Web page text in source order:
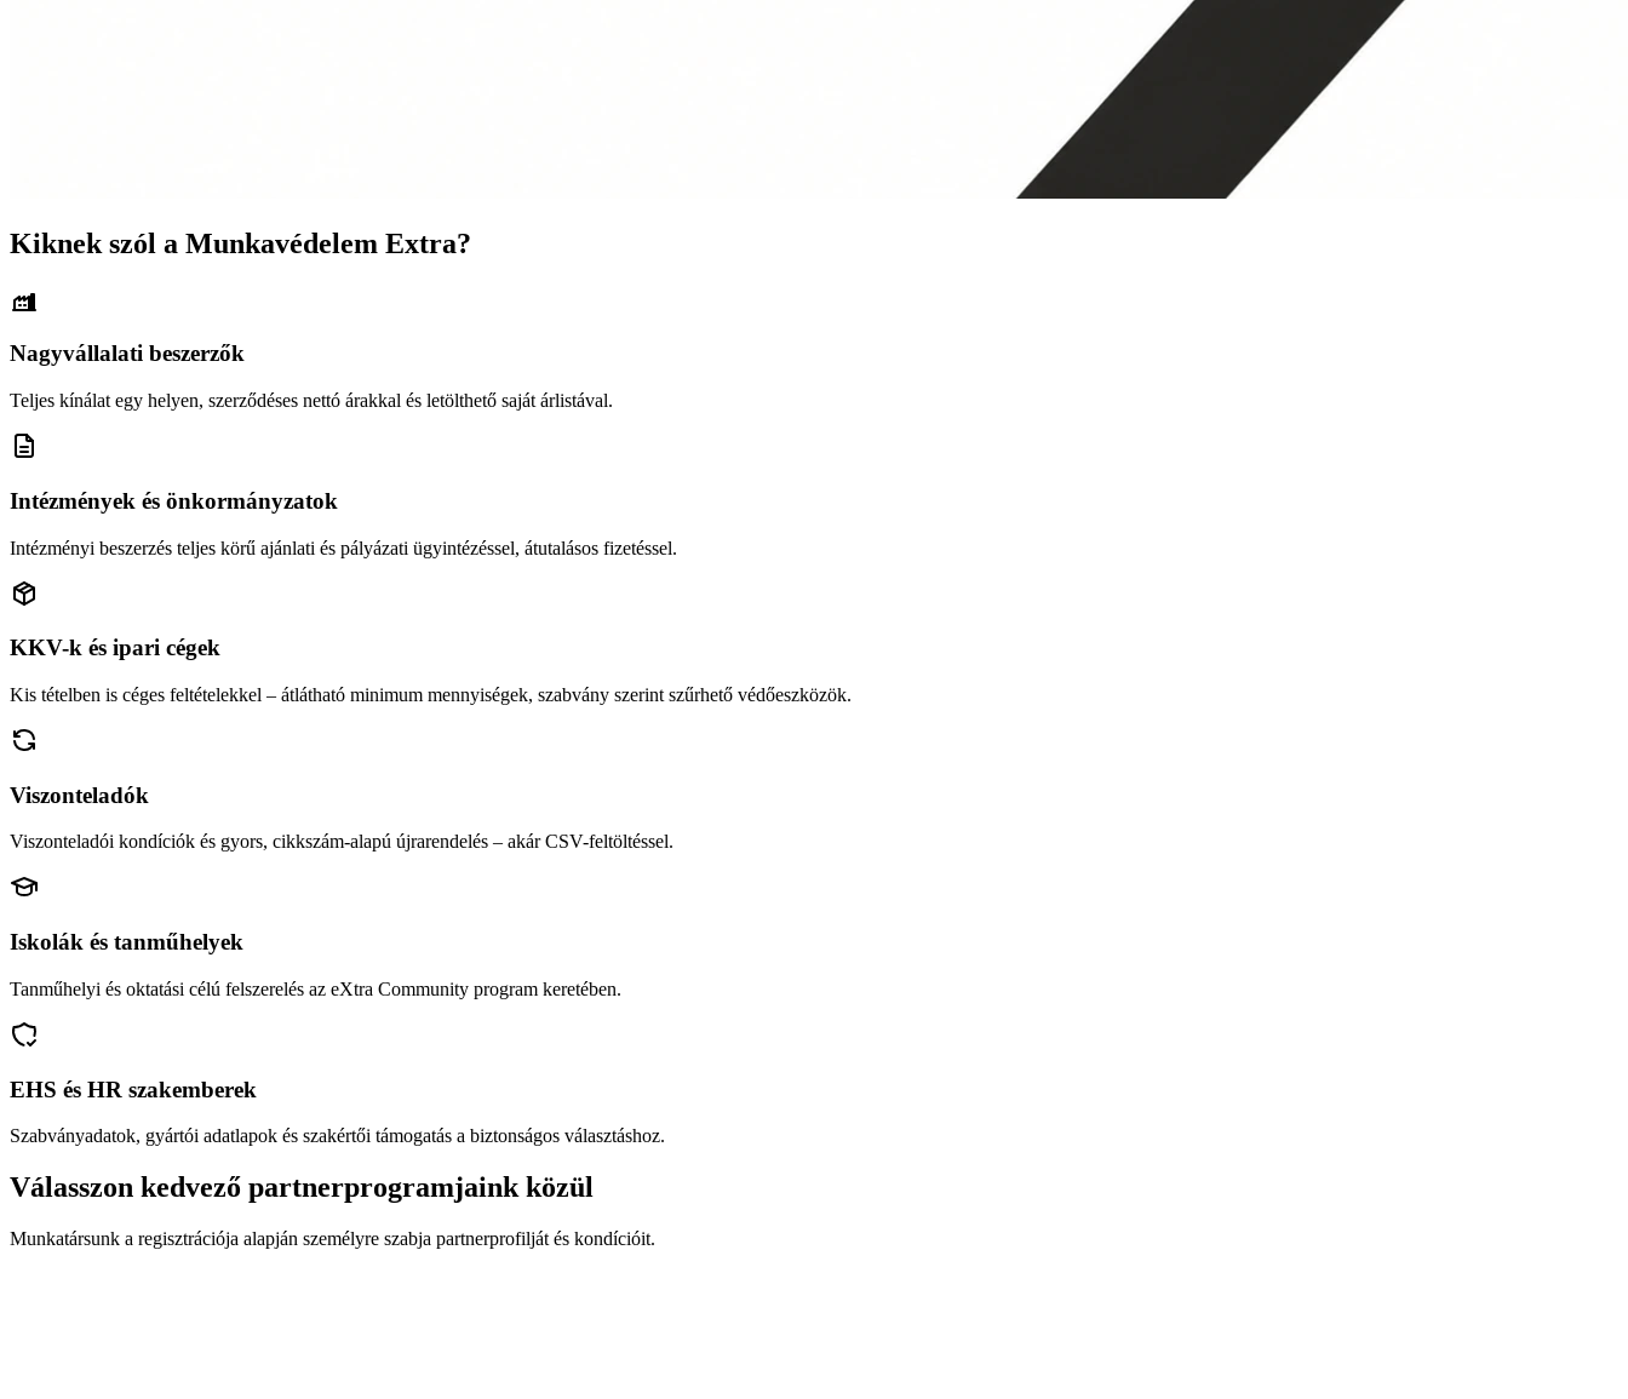
Kiknek szól a Munkavédelem Extra?
Nagyvállalati beszerzők
Teljes kínálat egy helyen, szerződéses nettó árakkal és letölthető saját árlistával.
Intézmények és önkormányzatok
Intézményi beszerzés teljes körű ajánlati és pályázati ügyintézéssel, átutalásos fizetéssel.
KKV-k és ipari cégek
Kis tételben is céges feltételekkel – átlátható minimum mennyiségek, szabvány szerint szűrhető védőeszközök.
Viszonteladók
Viszonteladói kondíciók és gyors, cikkszám-alapú újrarendelés – akár CSV-feltöltéssel.
Iskolák és tanműhelyek
Tanműhelyi és oktatási célú felszerelés az eXtra Community program keretében.
EHS és HR szakemberek
Szabványadatok, gyártói adatlapok és szakértői támogatás a biztonságos választáshoz.
Válasszon kedvező partnerprogramjaink közül
Munkatársunk a regisztrációja alapján személyre szabja partnerprofilját és kondícióit.